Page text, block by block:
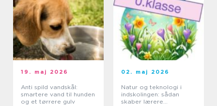
19. maj 2026
Anti spild vandskål:
smartere vand til hunden
og et tørrere gulv
02. maj 2026
Natur og teknologi i
indskolingen: sådan
skaber lærere